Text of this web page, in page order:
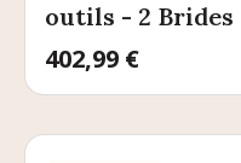
outils - 2 Brides
Prix
402,99 €